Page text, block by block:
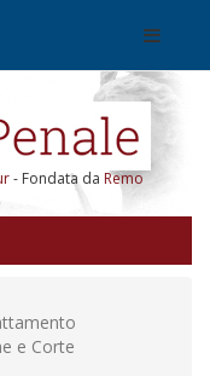
- Fondata da Remo
e Corte